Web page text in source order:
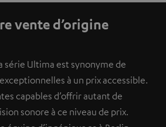
vente d’origine
série Ultima est synonyme de
à un prix accessible.
capables d’offrir autant de
sonore à ce niveau de prix.